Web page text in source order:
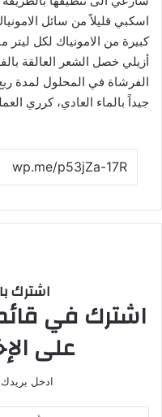
اسكبي قليلاً من سائل
كبيرة من الامونياك لكل
أزيلي خصل الشعر العالقة
الفرشاة في المحلول لمدة
جيداً بالماء العادي، كرري
اشترك
اشترك في
على
ادخل بريدك